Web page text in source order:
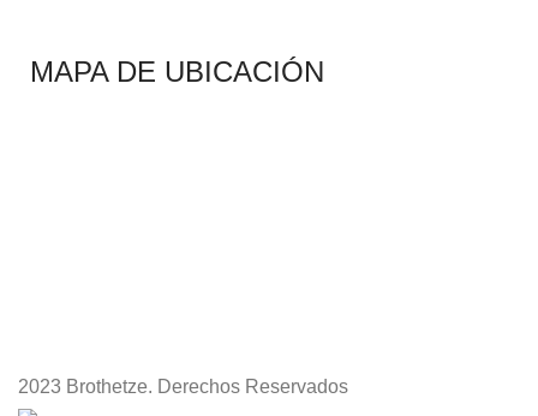
MAPA DE UBICACIÓN
2023 Brothetze. Derechos Reservados